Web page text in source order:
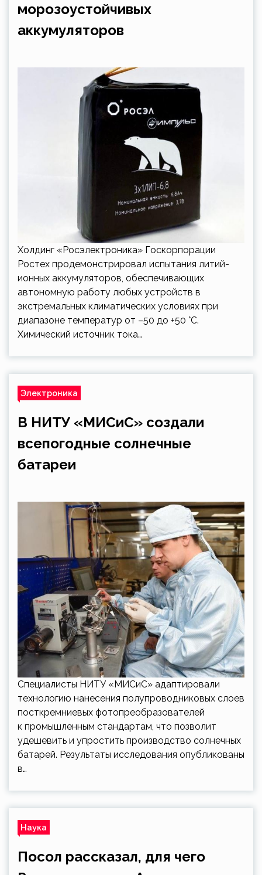
морозоустойчивых
аккумуляторов
Холдинг «Росэлектроника» Госкорпорации
Ростех продемонстрировал испытания литий-
ионных аккумуляторов, обеспечивающих
автономную работу любых устройств в
экстремальных климатических условиях при
диапазоне температур от –50 до +50 °C.
Химический источник тока…
Электроника
В НИТУ «МИСиС» создали
всепогодные солнечные
батареи
Специалисты НИТУ «МИСиС» адаптировали
технологию нанесения полупроводниковых слоев
посткремниевых фотопреобразователей
к промышленным стандартам, что позволит
удешевить и упростить производство солнечных
батарей. Результаты исследования опубликованы
в…
Наука
Посол рассказал, для чего